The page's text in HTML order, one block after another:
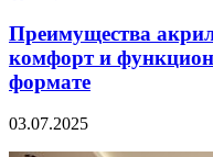
Преимущества
комфорт и
формате
03.07.2025